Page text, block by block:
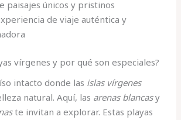
paisajes únicos y pristinos
de viaje auténtica y
vírgenes y por qué son especiales?
intacto donde las islas vírgenes
natural. Aquí, las arenas blancasy
te invitan a explorar. Estas playas